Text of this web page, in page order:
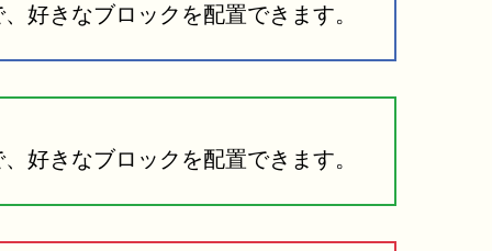
好きなブロックを配置できます。
好きなブロックを配置できます。